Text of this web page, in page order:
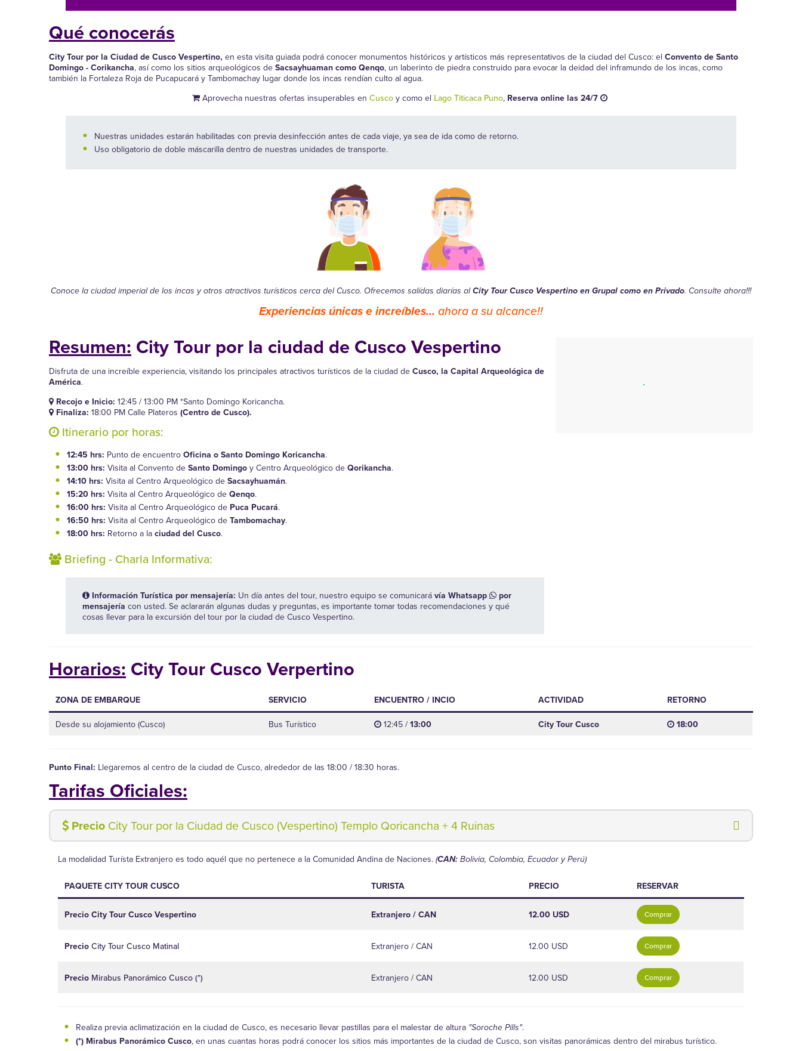
Qué conocerás
City Tour por la Ciudad de Cusco Vespertino, en esta visita guiada podrá conocer monumentos históricos y artísticos más representativos de la ciudad del Cusco: el Convento de Santo
Domingo - Corikancha, así como los sitios arqueológicos de Sacsayhuaman como Qenqo, un laberinto de piedra construido para evocar la deidad del inframundo de los incas, como
también la Fortaleza Roja de Pucapucará y Tambomachay lugar donde los incas rendían culto al agua.
Aprovecha nuestras ofertas insuperables en Cusco y como el Lago Titicaca Puno, Reserva online las 24/7
Nuestras unidades estarán habilitadas con previa desinfección antes de cada viaje, ya sea de ida como de retorno.
Uso obligatorio de doble máscarilla dentro de nuestras unidades de transporte.
Conoce la ciudad imperial de los incas y otros atractivos turísticos cerca del Cusco. Ofrecemos salídas diarías alCity Tour Cusco Vespertino en Grupal como en Privado. Consulte ahora!!!
Experiencias únicas e increíbles... ahora a su alcance!!
Resumen: City Tour por la ciudad de Cusco Vespertino
Disfruta de una increíble experiencia, visitando los principales atractivos turísticos de la ciudad de Cusco, la Capital Arqueológica de
América.
Recojo e Inicio: 12:45 / 13:00 PM *Santo Domingo Koricancha.
Finaliza: 18:00 PM Calle Plateros (Centro de Cusco).
Itinerario por horas:
12:45 hrs: Punto de encuentro Oficina o Santo Domingo Koricancha.
13:00 hrs: Visita al Convento de Santo Domingo y Centro Arqueológico de Qorikancha.
14:10 hrs: Visita al Centro Arqueológico de Sacsayhuamán.
15:20 hrs: Visita al Centro Arqueológico de Qenqo.
16:00 hrs: Visita al Centro Arqueológico de Puca Pucará.
16:50 hrs: Visita al Centro Arqueológico de Tambomachay.
18:00 hrs: Retorno a la ciudad del Cusco.
Briefing - Charla Informativa:
Información Turística por mensajería: Un día antes del tour, nuestro equipo se comunicará vía Whatsapp
por
mensajería con usted. Se aclararán algunas dudas y preguntas, es importante tomar todas recomendaciones y qué
cosas llevar para la excursión del tour por la ciudad de Cusco Vespertino.
Horarios: City Tour Cusco Verpertino
ZONA DE EMBARQUE SERVICIO ENCUENTRO / INCIO ACTIVIDAD RETORNO
Desde su alojamiento (Cusco) Bus Turístico 12:45 / 13:00 City Tour Cusco 18:00
Punto Final: Llegaremos al centro de la ciudad de Cusco, alrededor de las 18:00 / 18:30 horas.
Tarifas Oficiales:
Precio City Tour por la Ciudad de Cusco (Vespertino) Templo Qoricancha + 4 Ruinas
La modalidad Turísta Extranjero es todo aquél que no pertenece a la Comunidad Andina de Naciones. (CAN:Bolivia, Colombia, Ecuador y Perú)
PAQUETE CITY TOUR CUSCO TURISTA PRECIO RESERVAR
Precio City Tour Cusco Vespertino Extranjero / CAN 12.00 USD Comprar
Precio City Tour Cusco Matinal Extranjero / CAN 12.00 USD Comprar
Precio Mirabus Panorámico Cusco (*) Extranjero / CAN 12.00 USD Comprar
Realiza previa aclimatización en la ciudad de Cusco, es necesario llevar pastillas para el malestar de altura "Soroche Pills".
(*) Mirabus Panorámico Cusco, en unas cuantas horas podrá conocer los sitios más importantes de la ciudad de Cusco, son visitas panorámicas dentro del mirabus turístico.